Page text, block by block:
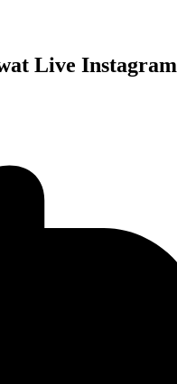
Live Instagram